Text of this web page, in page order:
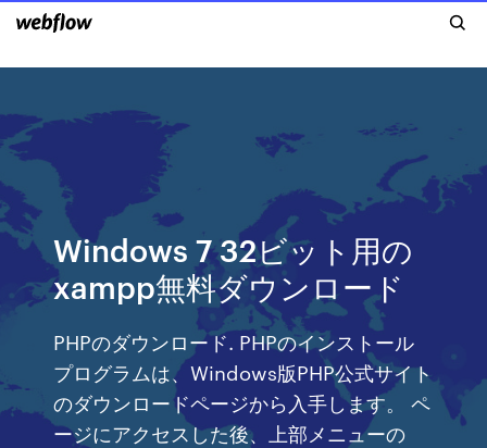
Windows 7 32ビット用の
xampp無料ダウンロード
PHPのダウンロード. PHPのインストール
プログラムは、Windows版PHP公式サイト
のダウンロードページから入手します。 ペ
ージにアクセスした後、上部メニューの